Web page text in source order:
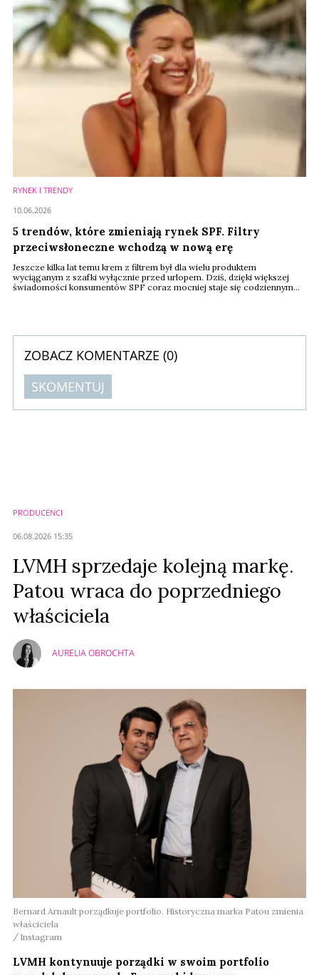
RYNEK I TRENDY
5 trendów, które zmieniają rynek SPF. Filtry
przeciwsłoneczne wchodzą w nową erę
Jeszcze kilka lat temu krem z filtrem był dla wielu produktem
wyciąganym z szafki wyłącznie przed urlopem. Dziś, dzięki większej
świadomości konsumentów SPF coraz mocniej staje się codziennym
10.06.2026
ZOBACZ KOMENTARZE (0)
SKOMENTUJ
PRODUCENCI
06.08.2026 15:35
LVMH sprzedaje kolejną markę.
Patou wraca do poprzedniego
właściciela
AURELIA OBROCHTA
Bernard Arnault porządkuje portfolio. Historyczna marka Patou zmienia
właściciela
Instagram
LVMH kontynuuje porządki w swoim portfolio